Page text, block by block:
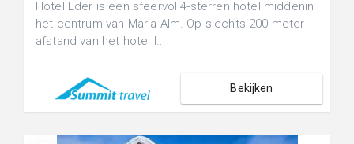
Hotel Eder is een sfeervol 4-sterren hotel middenin
het centrum van Maria Alm. Op slechts 200 meter
afstand van het hotel l...
Bekijken